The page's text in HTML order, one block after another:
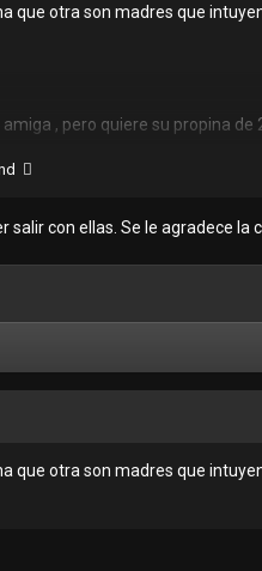
que otra son madres que
, pero quiere su propina de
con ellas. Se le agradece la
otra son madres que